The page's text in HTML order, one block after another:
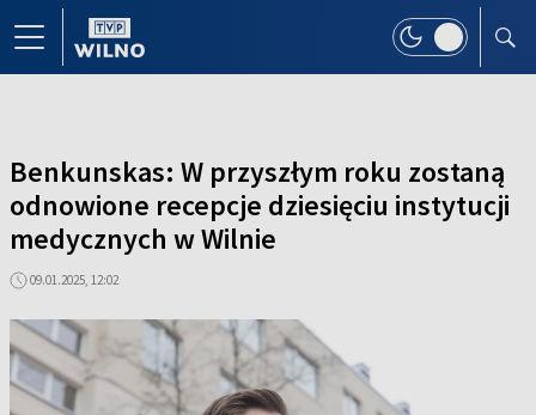
Benkunskas: W przyszłym roku zostaną
odnowione recepcje dziesięciu instytucji
medycznych w Wilnie
09.01.2025, 12:02